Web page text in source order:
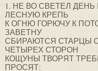
1. НЕ ВО СВЕТЕЛ
ЛЕСНУЮ КРЕПЬ
К ОГНЮ ГОРЮЧУ К
ЗАВЕТНУ
СБИРАЮТСЯ СТАРЦЫ
ЧЕТЫРЕХ СТОРОН
КОЩУНЫ ТВОРЯТ
ПРОСЯТ: